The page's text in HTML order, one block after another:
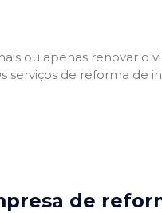
ou apenas renovar o
serviços de reforma de
de